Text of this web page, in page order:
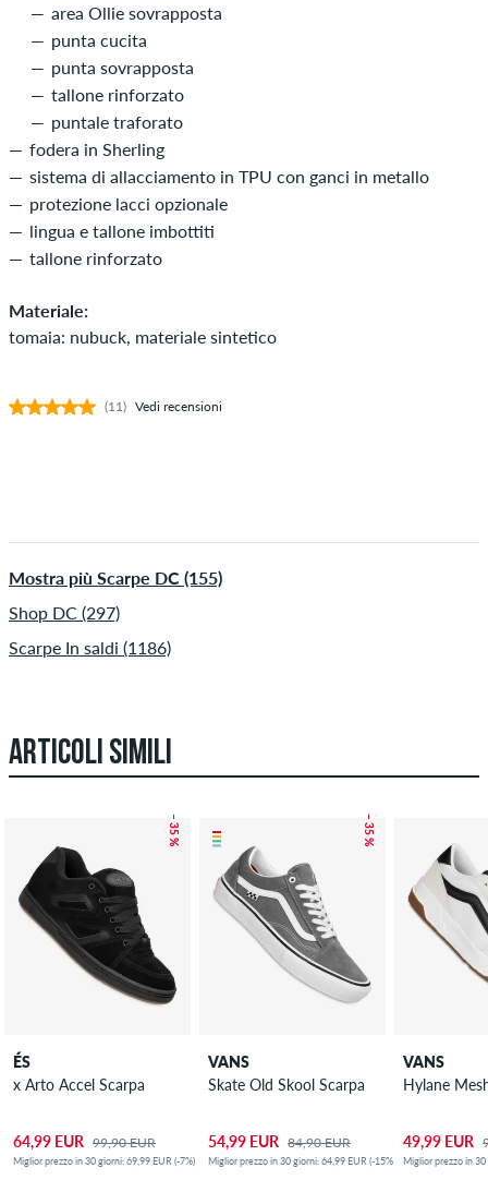
area Ollie sovrapposta
punta cucita
punta sovrapposta
tallone rinforzato
puntale traforato
fodera in Sherling
sistema di allacciamento in TPU con ganci in metallo
protezione lacci opzionale
lingua e tallone imbottiti
tallone rinforzato
Materiale:
tomaia: nubuck, materiale sintetico
(11) Vedi recensioni
Mostra più Scarpe DC (155)
Shop DC (297)
Scarpe In saldi (1186)
ARTICOLI SIMILI
– 35 %
ÉS
x Arto Accel Scarpa
64,99 EUR 99,90 EUR
Miglior prezzo in 30 giorni: 69,99 EUR (-7%)
– 35 %
VANS
Skate Old Skool Scarpa
54,99 EUR 84,90 EUR
Miglior prezzo in 30 giorni: 64,99 EUR (-15%)
VANS
Hylane
49,99 EUR
Miglior prezzo in 30